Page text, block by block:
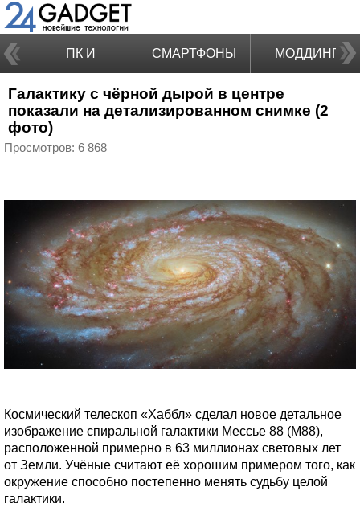
ПК И
НОУТБУКИ
СМАРТФОНЫ МОДДИНГ
Галактику c чёрной дырой в центре
показали на детализированном снимке (2
фото)
Просмотров: 6 868
Космический телескоп «Хаббл» сделал новое детальное
изображение спиральной галактики Мессье 88 (M88),
расположенной примерно в 63 миллионах световых лет
от Земли. Учёные считают её хорошим примером того, как
окружение способно постепенно менять судьбу целой
галактики.